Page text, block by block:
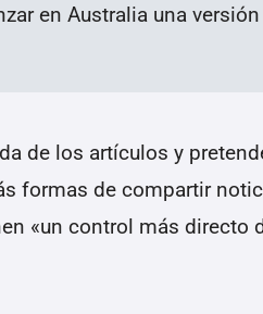
en Australia una
de los artículos y
formas de compartir
«un control más directo